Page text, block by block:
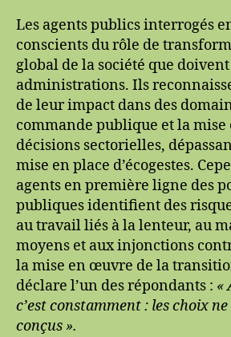
Les agents publics interrogés
conscients du rôle de
global de la société que
administrations. Ils
de leur impact dans des
commande publique et la
décisions sectorielles,
mise en place d’écogestes.
agents en première ligne des
publiques identifient des
au travail liés à la lenteur, au
moyens et aux injonctions
la mise en œuvre de la
déclare l’un des répondants : «
c’est constamment : les choix
conçus ».